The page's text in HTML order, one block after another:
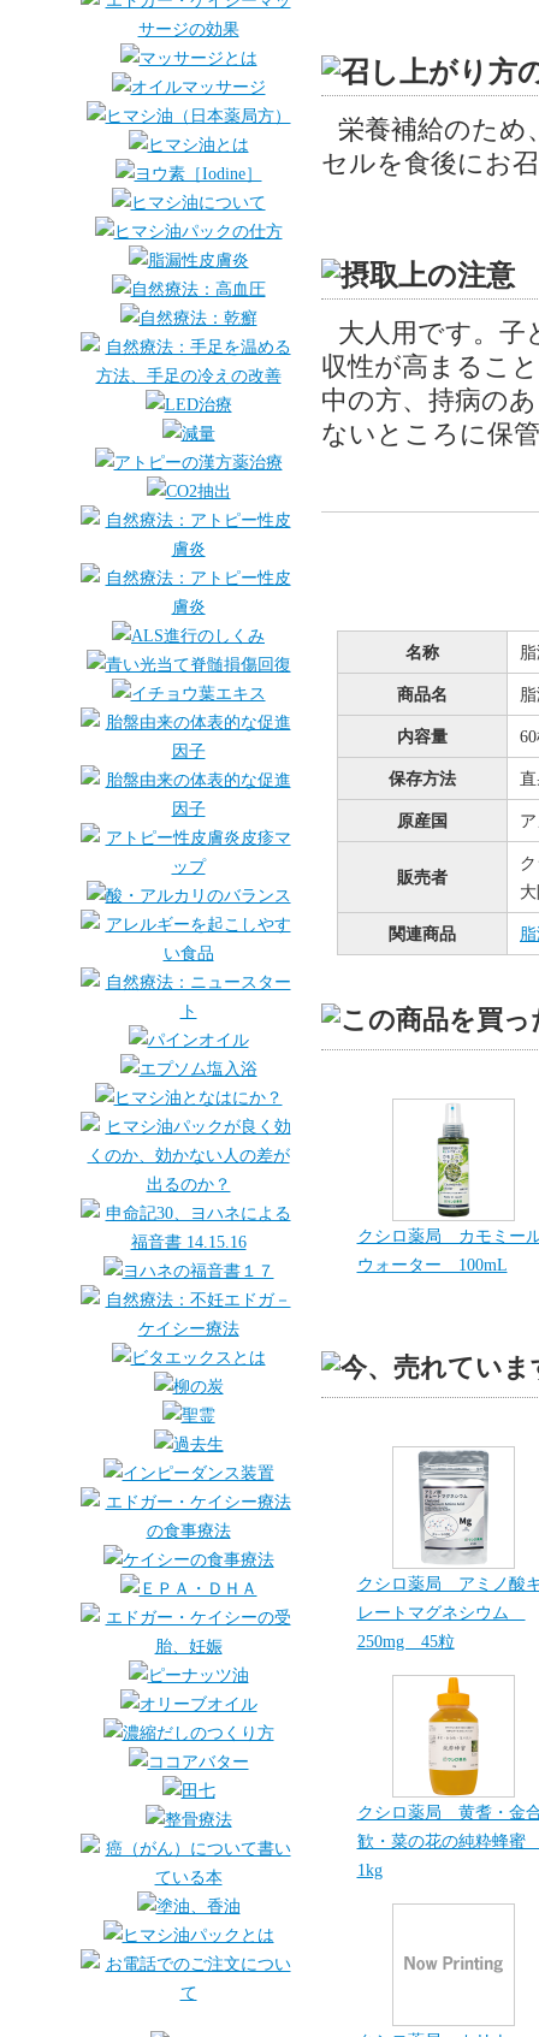
栄養補給のため
セルを食後にお
大人用です。子
収性が高まるこ
中の方、持病の
ないところに保
名称
商品名
内容量
保存方法
原産国
販売者
関連商品
クシロ薬局 カモミー
ウォーター 100mL
クシロ薬局 アミノ酸
レートマグネシウム
250mg 45粒
クシロ薬局 黄耆・金
歓・菜の花の純粋蜂
1kg